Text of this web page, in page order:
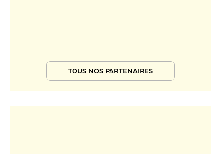
TOUS NOS PARTENAIRES